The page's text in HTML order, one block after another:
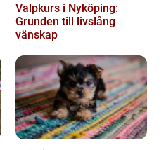
Valpkurs i Nyköping:
Grunden till livslång
vänskap